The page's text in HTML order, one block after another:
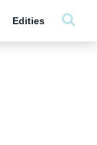
Edities